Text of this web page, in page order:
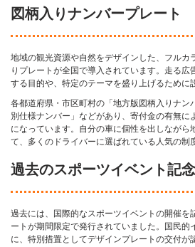
図柄入りナンバープレート
地域の観光資源や自然をデザインした、フルカ
りプレートが全国で導入されています。走る広
する目的や、特定のテーマを盛り上げるために
各都道府県・市区町村の「地方版図柄入りナン
別仕様ナンバー」などがあり、寄付金の有無に
になっています。自分の車に個性を出しながら
て、多くのドライバーに選ばれている人気の制
過去のスポーツイベント記
過去には、国際的なスポーツイベントの開催を
ートが期間限定で発行されていました。国民的
に、特別措置としてデザインプレートの交付が